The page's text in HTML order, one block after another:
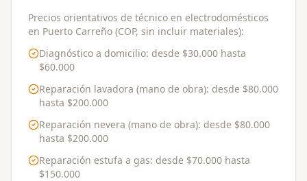
Precios orientativos de técnico en electrodomésticos
en Puerto Carreño (COP, sin incluir materiales):
Diagnóstico a domicilio: desde $30.000 hasta
$60.000
Reparación lavadora (mano de obra): desde $80.000
hasta $200.000
Reparación nevera (mano de obra): desde $80.000
hasta $200.000
Reparación estufa a gas: desde $70.000 hasta
$150.000